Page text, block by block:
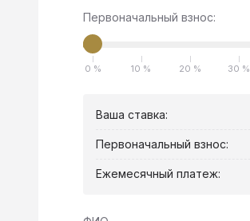
Первоначальный взнос:
0 % 10 % 20 % 30 %
Ваша ставка:
Первоначальный взнос:
Ежемесячный платеж: